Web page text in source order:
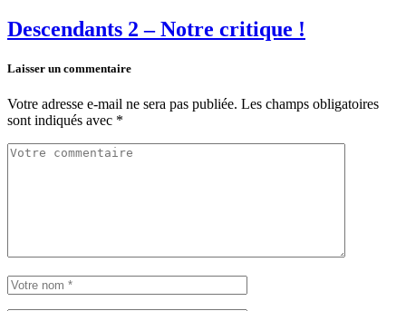
Descendants 2 – Notre critique !
Laisser un commentaire
Votre adresse e-mail ne sera pas publiée. Les champs obligatoires
sont indiqués avec *